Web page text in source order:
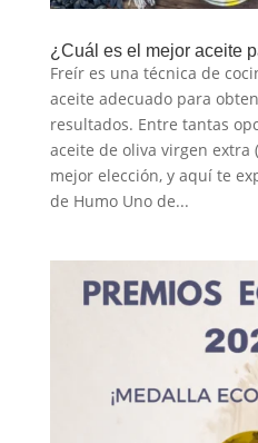
¿Cuál es el mejor aceite
Freír es una técnica de
aceite adecuado para
resultados. Entre tantas
aceite de oliva virgen extra
mejor elección, y aquí te
de Humo Uno de...